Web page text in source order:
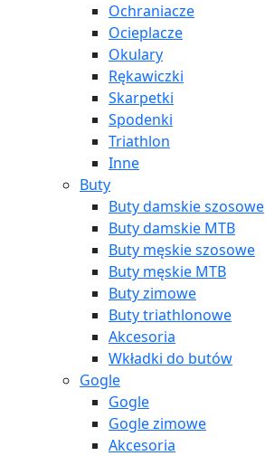
Ochraniacze
Ocieplacze
Okulary
Rękawiczki
Skarpetki
Spodenki
Triathlon
Inne
Buty
Buty damskie szosowe
Buty damskie MTB
Buty męskie szosowe
Buty męskie MTB
Buty zimowe
Buty triathlonowe
Akcesoria
Wkładki do butów
Gogle
Gogle
Gogle zimowe
Akcesoria